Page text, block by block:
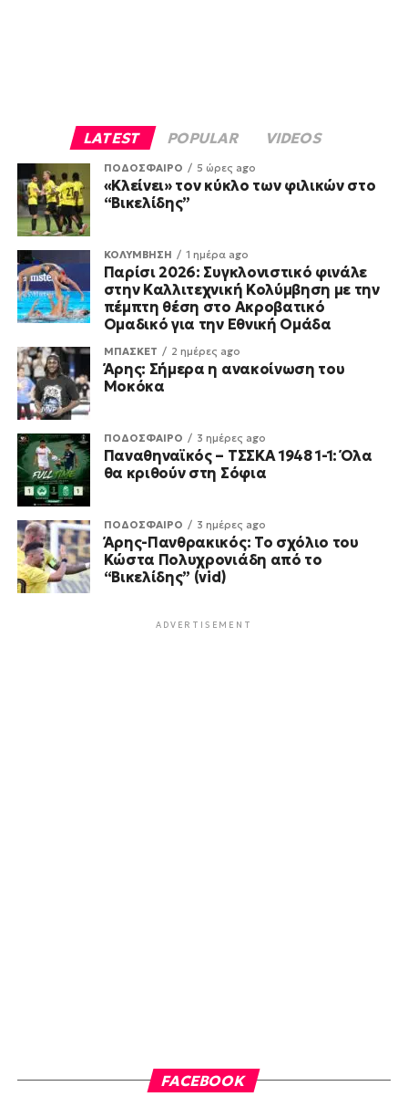
LATEST POPULAR VIDEOS
ΠΟΔΟΣΦΑΙΡΟ 5 ώρες ago
«Κλείνει» τον κύκλο των φιλικών στο
“Βικελίδης”
ΚΟΛΥΜΒΗΣΗ 1 ημέρα ago
Παρίσι 2026: Συγκλονιστικό φινάλε
στην Καλλιτεχνική Κολύμβηση με την
πέμπτη θέση στο Ακροβατικό
Ομαδικό για την Εθνική Ομάδα
ΜΠΑΣΚΕΤ 2 ημέρες ago
Άρης: Σήμερα η ανακοίνωση του
Μοκόκα
ΠΟΔΟΣΦΑΙΡΟ 3 ημέρες ago
Παναθηναϊκός – ΤΣΣΚΑ 1948 1-1: Όλα
θα κριθούν στη Σόφια
ΠΟΔΟΣΦΑΙΡΟ 3 ημέρες ago
Άρης-Πανθρακικός: Το σχόλιο του
Κώστα Πολυχρονιάδη από το
“Βικελίδης” (vid)
ADVERTISEMENT
FACEBOOK